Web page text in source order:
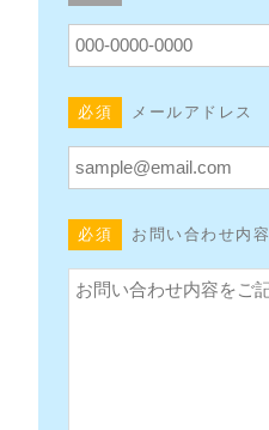
必須 メールアドレス
必須 お問い合わせ内容